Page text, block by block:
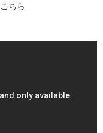
こちら